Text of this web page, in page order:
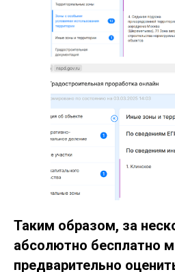
Таким образом, за
абсолютно бесплатно
предварительно